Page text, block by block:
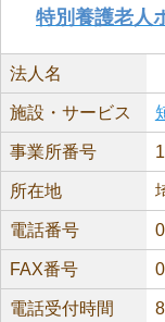
特別養護老人
法人名
施設・サービス
事業所番号
所在地
電話番号
FAX番号
電話受付時間